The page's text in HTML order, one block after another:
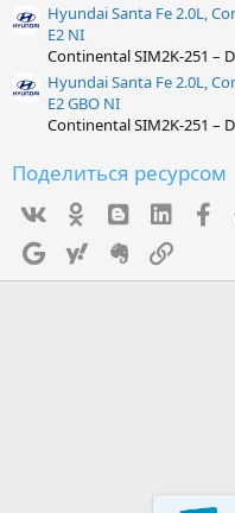
Hyundai Santa Fe 2.0L,
E2 NI
Continental SIM2K-251 –
Hyundai Santa Fe 2.0L,
E2 GBO NI
Continental SIM2K-251 –
Поделиться ресурсом
Ok
Google Yahoo Evernote